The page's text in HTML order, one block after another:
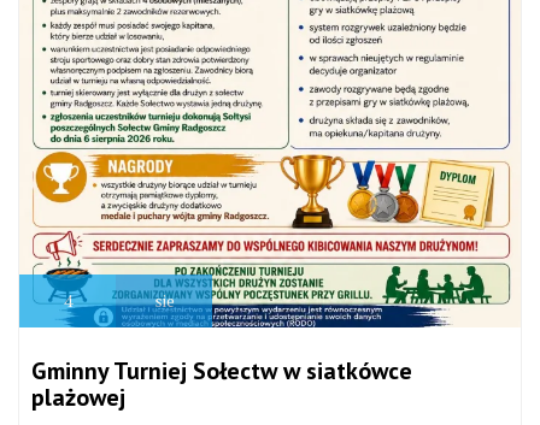
4 sie
Gminny Turniej Sołectw w siatkówce
plażowej